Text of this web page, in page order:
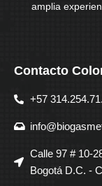
amplia
Contacto
+57
Calle 97 # 10-
Bogotá D.C. -